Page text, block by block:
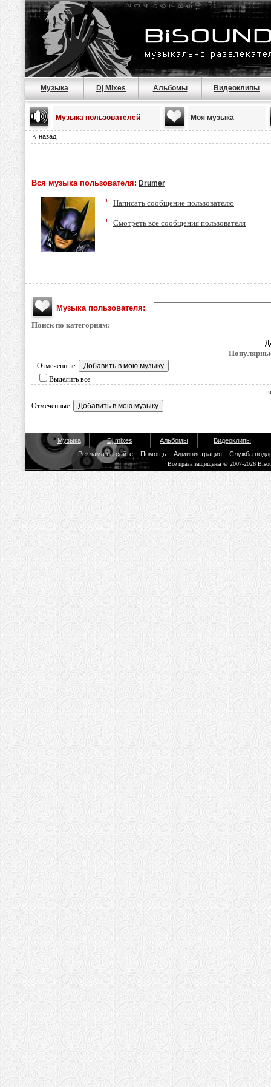
Музыка Dj Mixes Альбомы Видеоклипы
Музыка пользователей Моя музыка
назад
Вся музыка пользователя: Drumer
Написать сообщение пользователю
Смотреть все сообщения пользователя
Музыка пользователя:
Поиск по категориям:
Отмеченные:
Выделить все
Отмеченные:
Музыка Dj mixes Альбомы
Видеоклипы
Реклама на сайте
Помощь Администрация Служба
Все права защищены © 2007-2026